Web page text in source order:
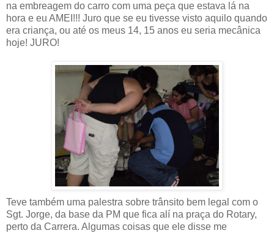
na embreagem do carro com uma peça que estava lá na
hora e eu AMEI!!! Juro que se eu tivesse visto aquilo quando
era criança, ou até os meus 14, 15 anos eu seria mecânica
hoje! JURO!
Teve também uma palestra sobre trânsito bem legal com o
Sgt. Jorge, da base da PM que fica alí na praça do Rotary,
perto da Carrera. Algumas coisas que ele disse me